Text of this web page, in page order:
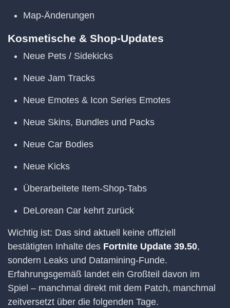
Map-Änderungen
Kosmetische & Shop-Updates
Neue Pets / Sidekicks
Neue Jam Tracks
Neue Emotes & Icon Series Emotes
Neue Skins, Bundles und Packs
Neue Car Bodies
Neue Kicks
Überarbeitete Item-Shop-Tabs
DeLorean Car kehrt zurück
Wichtig ist: Das sind aktuell keine offiziell
bestätigten Inhalte des Fortnite Update 39.50,
sondern Leaks und Datamining-Funde.
Erfahrungsgemäß landet ein Großteil davon im
Spiel – manchmal direkt mit dem Patch, manchmal
zeitversetzt über die folgenden Tage.